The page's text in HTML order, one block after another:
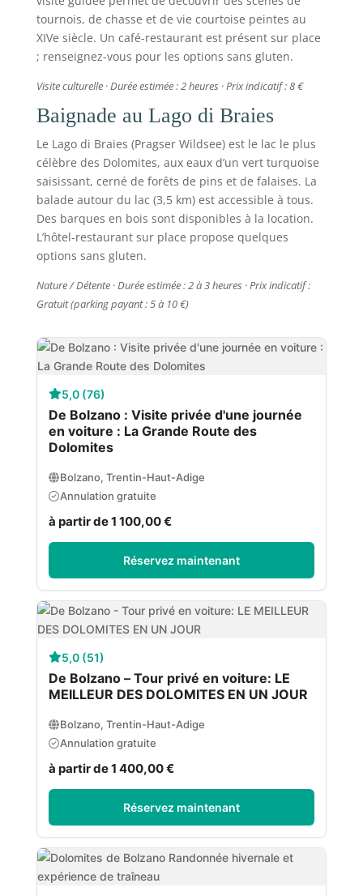
tournois, de chasse et de vie courtoise peintes au
XIVe siècle. Un café-restaurant est présent sur place
; renseignez-vous pour les options sans gluten.
Visite culturelle · Durée estimée : 2 heures · Prix indicatif : 8 €
Baignade au Lago di Braies
Le Lago di Braies (Pragser Wildsee) est le lac le plus
célèbre des Dolomites, aux eaux d’un vert turquoise
saisissant, cerné de forêts de pins et de falaises. La
balade autour du lac (3,5 km) est accessible à tous.
Des barques en bois sont disponibles à la location.
L’hôtel-restaurant sur place propose quelques
options sans gluten.
Nature / Détente · Durée estimée : 2 à 3 heures · Prix indicatif :
Gratuit (parking payant : 5 à 10 €)
5,0 (76)
De Bolzano : Visite privée d'une journée
en voiture : La Grande Route des
Dolomites
Bolzano, Trentin-Haut-Adige
Annulation gratuite
à partir de 1 100,00 €
Réservez maintenant
5,0 (51)
De Bolzano – Tour privé en voiture: LE
MEILLEUR DES DOLOMITES EN UN JOUR
Bolzano, Trentin-Haut-Adige
Annulation gratuite
à partir de 1 400,00 €
Réservez maintenant